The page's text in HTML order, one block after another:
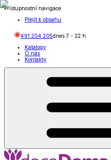
Přístupnostní navigace
Přejít k obsahu
491 204 205dnes 7 - 22 h
Katalogy
O nás
Kontakty